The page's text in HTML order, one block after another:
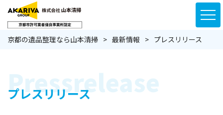
京都の遺品整理なら山本清掃 最新情報 プレスリリース
Pressrelease
プレスリリース